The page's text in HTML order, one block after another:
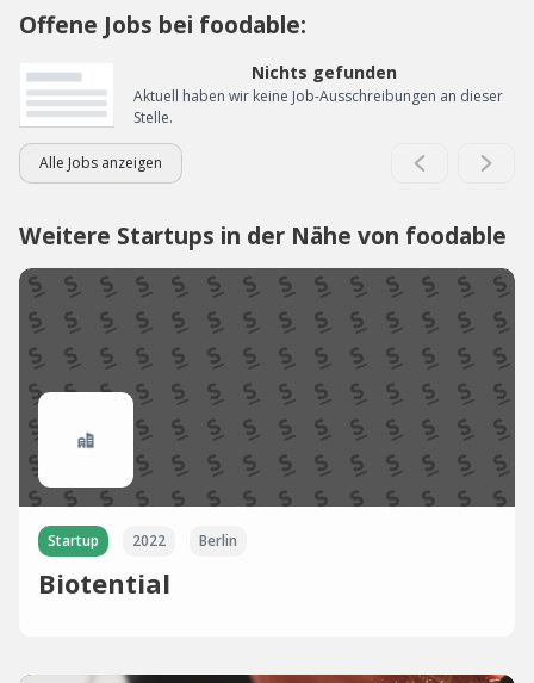
Offene Jobs bei foodable:
Nichts gefunden
Aktuell haben wir keine Job-Ausschreibungen an dieser
Stelle.
Alle Jobs anzeigen
Weitere Startups in der Nähe von foodable
Startup 2022 Berlin
Biotential